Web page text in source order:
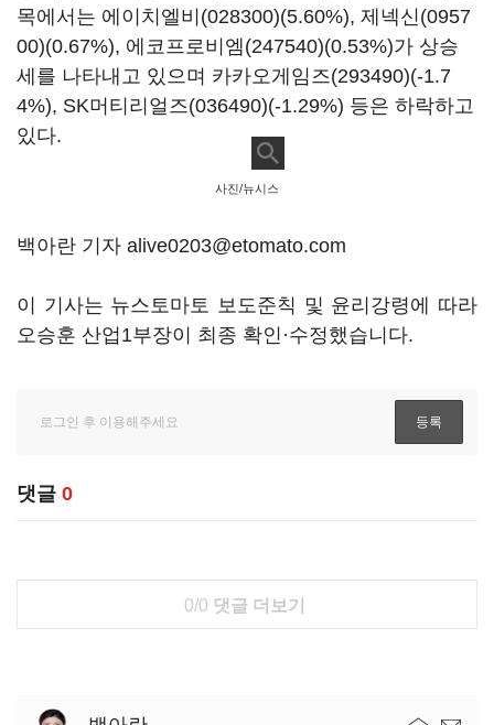
목에서는 에이치엘비(028300)(5.60%), 제넥신(0957
00)(0.67%), 에코프로비엠(247540)(0.53%)가 상승
세를 나타내고 있으며 카카오게임즈(293490)(-1.7
4%), SK머티리얼즈(036490)(-1.29%) 등은 하락하고
있다.
사진/뉴시스
백아란 기자 alive0203@etomato.com
이 기사는 뉴스토마토 보도준칙 및 윤리강령에 따라
오승훈 산업1부장이 최종 확인·수정했습니다.
댓글 0
0/0 댓글 더보기